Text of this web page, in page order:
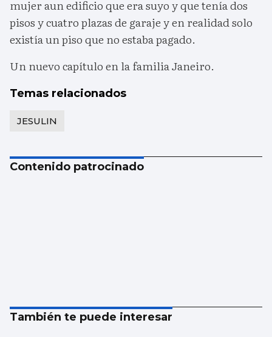
mujer aun edificio que era suyo y que tenía dos
pisos y cuatro plazas de garaje y en realidad solo
existía un piso que no estaba pagado.
Un nuevo capítulo en la familia Janeiro.
Temas relacionados
JESULIN
Contenido patrocinado
También te puede interesar